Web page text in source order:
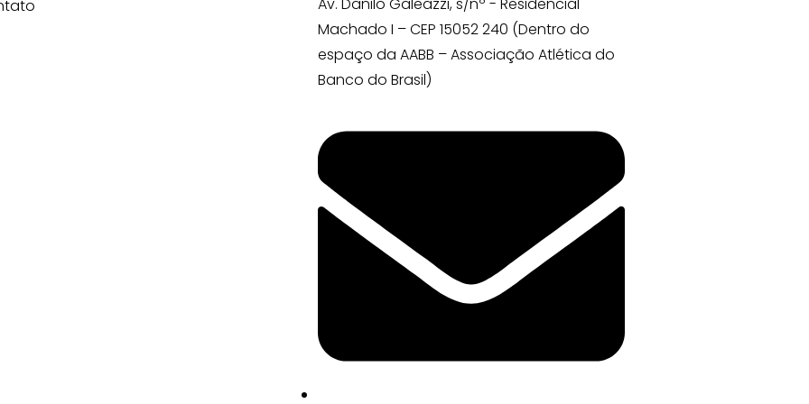
Av. Danilo Galeazzi, s/nº - Residencial
Machado I – CEP 15052 240 (Dentro do
espaço da AABB – Associação Atlética do
Banco do Brasil)